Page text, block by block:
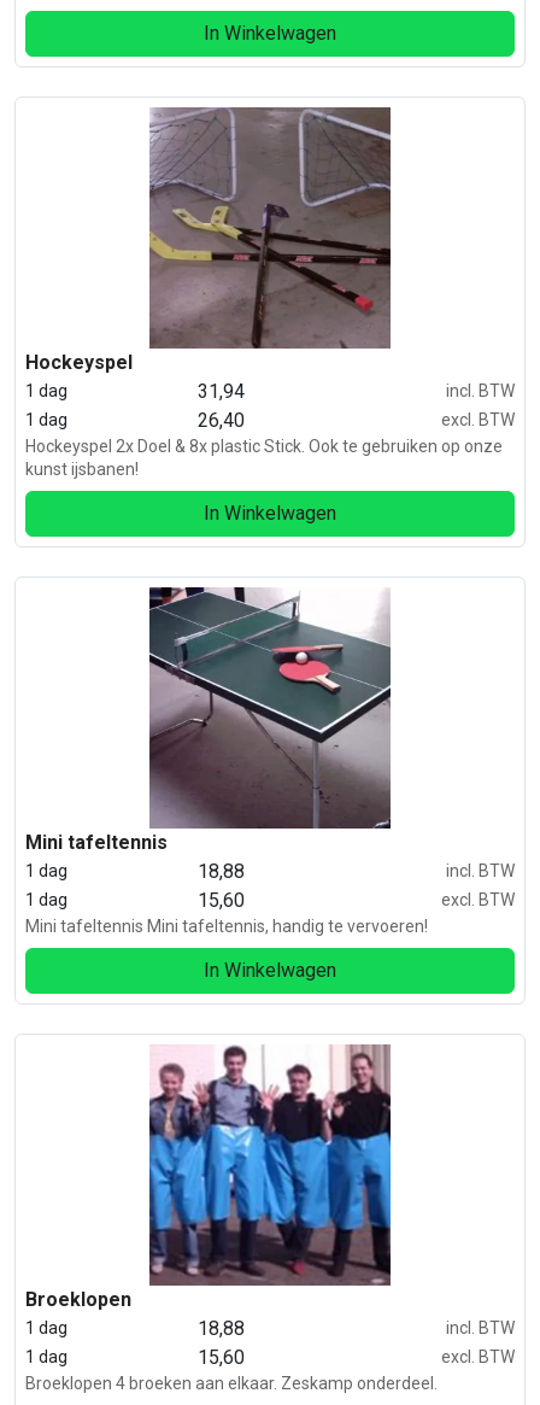
In Winkelwagen
Hockeyspel
1 dag 31,94
incl. BTW
1 dag
26,40
excl. BTW
Hockeyspel 2x Doel & 8x plastic Stick. Ook te gebruiken op onze
kunst ijsbanen!
In Winkelwagen
Mini tafeltennis
1 dag 18,88
incl. BTW
1 dag
15,60
excl. BTW
Mini tafeltennis Mini tafeltennis, handig te vervoeren!
In Winkelwagen
Broeklopen
1 dag 18,88
incl. BTW
1 dag
15,60
excl. BTW
Broeklopen 4 broeken aan elkaar. Zeskamp onderdeel.